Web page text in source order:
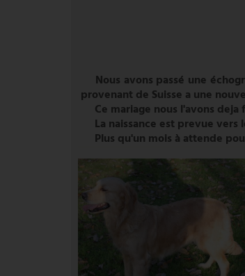
Nous avons passé une
provenant de Suisse a une
Ce mariage nous l'avons
La naissance est prevue
Plus qu'un mois à attende